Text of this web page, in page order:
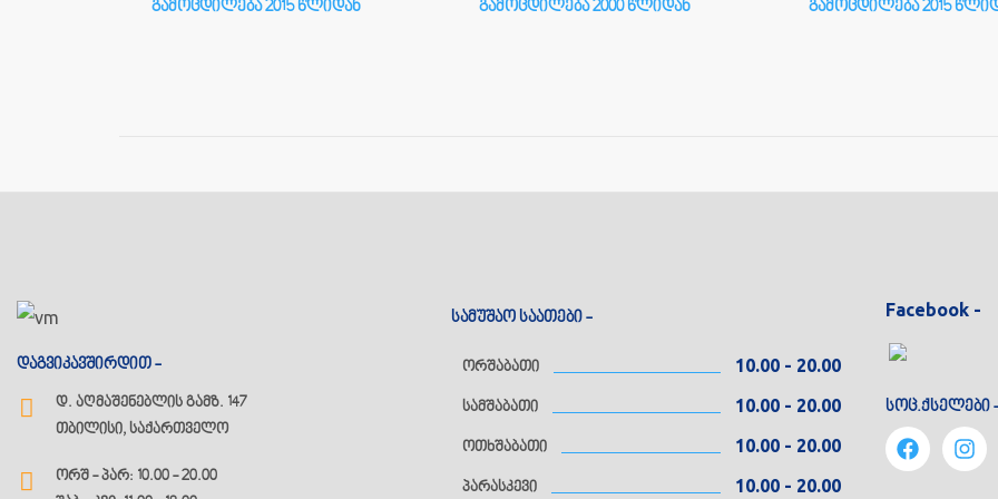
გამოცდილება 2015 წლიდან გამოცდილება 2000 წლიდან გამოცდილება 2015
დაგვიკავშირდით -
დ. აღმაშენებლის გამზ. 147
თბილისი, საქართველო
ორშ - პარ: 10.00 - 20.00
სამუშაო საათები -
ორშაბათი 10.00 - 20.00
სამშაბათი 10.00 - 20.00
ოთხშაბათი 10.00 - 20.00
პარასკევი 10.00 - 20.00
Facebook -
სოც.ქსელები -